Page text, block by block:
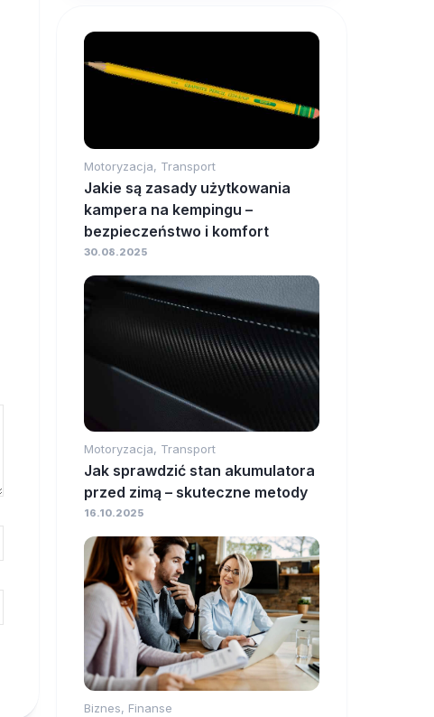
Motoryzacja, Transport
Jakie są zasady użytkowania
kampera na kempingu –
bezpieczeństwo i komfort
30.08.2025
Motoryzacja, Transport
Jak sprawdzić stan akumulatora
przed zimą – skuteczne metody
16.10.2025
Biznes, Finanse